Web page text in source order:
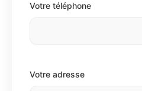
Votre téléphone
Votre adresse